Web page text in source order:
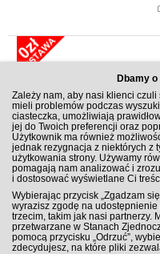
Dbamy
Zależy nam, aby nasi klienci
mieli problemów podczas
ciasteczka, umożliwiają
jej do Twoich preferencji oraz
Użytkownik ma również
jednak rezygnacja z niektórych z
użytkowania strony. Używamy
pomagają nam analizować i
i dostosować wyświetlane Ci
Wybierając przycisk „Zgadzam
wyrazisz zgodę na
trzecim, takim jak nasi partnerzy.
przetwarzane w Stanach
pomocą przycisku „Odrzuć”,
zdecydujesz, na które pliki